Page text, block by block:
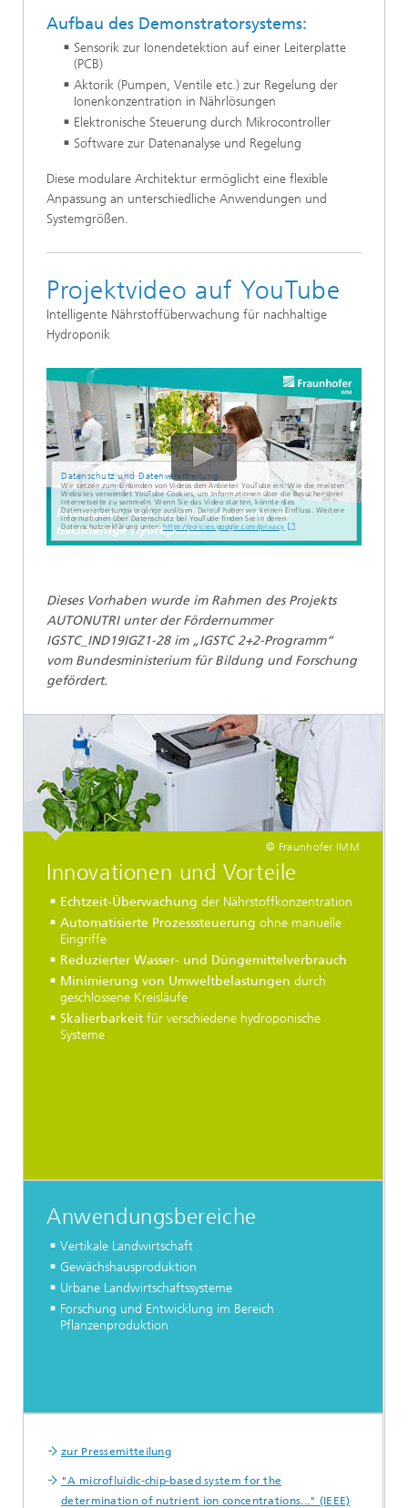
Aufbau des Demonstratorsystems:
Sensorik zur Ionendetektion auf einer Leiterplatte
(PCB)
Aktorik (Pumpen, Ventile etc.) zur Regelung der
Ionenkonzentration in Nährlösungen
Elektronische Steuerung durch Mikrocontroller
Software zur Datenanalyse und Regelung
Diese modulare Architektur ermöglicht eine flexible
Anpassung an unterschiedliche Anwendungen und
Systemgrößen.
Projektvideo auf YouTube
Intelligente Nährstoffüberwachung für nachhaltige
Hydroponik
Datenschutz und Datenverarbeitung
Wir setzen zum Einbinden von Videos den Anbieter YouTube ein. Wie die meisten
Websites verwendet YouTube Cookies, um Informationen über die Besucher ihrer
Internetseite zu sammeln. Wenn Sie das Video starten, könnte dies
Datenverarbeitungsvorgänge auslösen. Darauf haben wir keinen Einfluss. Weitere
Informationen über Datenschutz bei YouTube finden Sie in deren
Datenschutzerklärung unter:https://policies.google.com/privacy
Dieses Vorhaben wurde im Rahmen des Projekts
AUTONUTRI unter der Fördernummer
IGSTC_IND19IGZ1-28 im „IGSTC 2+2-Programm“
vom Bundesministerium für Bildung und Forschung
gefördert.
© Fraunhofer IMM
Innovationen und Vorteile
Echtzeit-Überwachung der Nährstoffkonzentration
Automatisierte Prozesssteuerung ohne manuelle
Eingriffe
Reduzierter Wasser- und Düngemittelverbrauch
Minimierung von Umweltbelastungen durch
geschlossene Kreisläufe
Skalierbarkeit für verschiedene hydroponische
Systeme
Anwendungsbereiche
Vertikale Landwirtschaft
Gewächshausproduktion
Urbane Landwirtschaftssysteme
Forschung und Entwicklung im Bereich
Pflanzenproduktion
Weitere Informationen:
zur Pressemitteilung
"A microfluidic-chip-based system for the
determination of nutrient ion concentrations..." (IEEE)